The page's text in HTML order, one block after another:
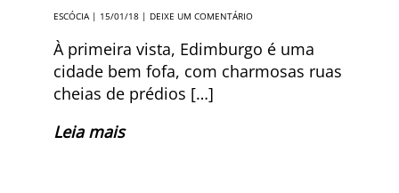
ESCÓCIA | 15/01/18 | DEIXE UM COMENTÁRIO
À primeira vista, Edimburgo é uma
cidade bem fofa, com charmosas ruas
cheias de prédios […]
Leia mais